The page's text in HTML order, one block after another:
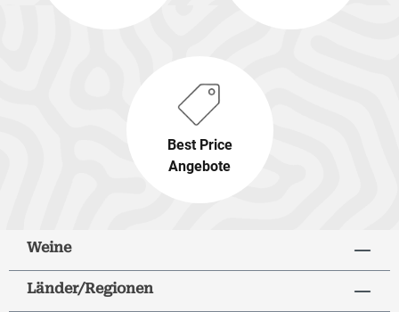
Best Price
Angebote
Weine
Länder/Regionen